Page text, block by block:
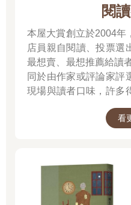
閱
本屋大賞創立於2004年
店員親自閱讀、投票選
最想賣、最想推薦給讀
同於由作家或評論家評
現場與讀者口味，許多
暢銷書，並改編為電影
小說的一般部門，也設
店員的推薦，往往就能
看